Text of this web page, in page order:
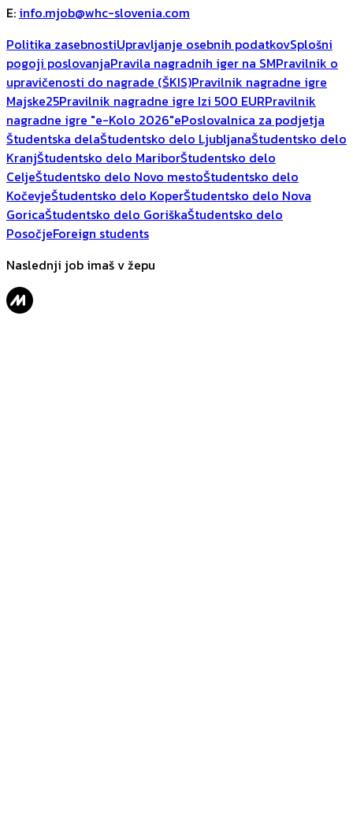
E: info.mjob@whc-slovenia.com
Politika zasebnostiUpravljanje osebnih podatkovSplošni
pogoji poslovanjaPravila nagradnih iger na SMPravilnik o
upravičenosti do nagrade (ŠKIS)Pravilnik nagradne igre
Majske25Pravilnik nagradne igre Izi 500 EURPravilnik
nagradne igre "e-Kolo 2026"ePoslovalnica za podjetja
Študentska delaŠtudentsko delo LjubljanaŠtudentsko delo
KranjŠtudentsko delo MariborŠtudentsko delo
CeljeŠtudentsko delo Novo mestoŠtudentsko delo
KočevjeŠtudentsko delo KoperŠtudentsko delo Nova
GoricaŠtudentsko delo GoriškaŠtudentsko delo
PosočjeForeign students
Naslednji job imaš v žepu